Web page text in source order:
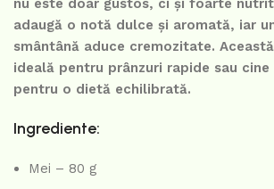
adaugă o notă dulce și aromată, iar
smântână aduce cremozitate.
ideală pentru prânzuri rapide sau cine
pentru o dietă echilibrată.
Ingrediente:
Mei – 80 g